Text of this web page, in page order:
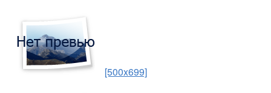
[500x699]